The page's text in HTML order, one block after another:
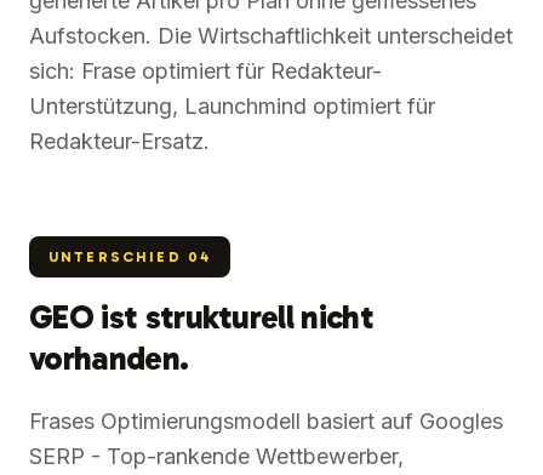
Aufstocken. Die Wirtschaftlichkeit unterscheidet
sich: Frase optimiert für Redakteur-
Unterstützung, Launchmind optimiert für
Redakteur-Ersatz.
UNTERSCHIED 04
GEO ist strukturell nicht
vorhanden.
Frases Optimierungsmodell basiert auf Googles
SERP - Top-rankende Wettbewerber,